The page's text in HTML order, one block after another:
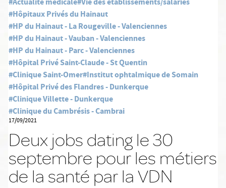
#Hôpitaux Privés du Hainaut
#HP du Hainaut - La Rougeville - Valenciennes
#HP du Hainaut - Vauban - Valenciennes
#HP du Hainaut - Parc - Valenciennes
#Hôpital Privé Saint-Claude - St Quentin
#Clinique Saint-Omer#Institut ophtalmique de Somain
#Hôpital Privé des Flandres - Dunkerque
#Clinique Villette - Dunkerque
#Clinique du Cambrésis - Cambrai
17/09/2021
Deux jobs dating le 30
septembre pour les métiers
de la santé par la VDN